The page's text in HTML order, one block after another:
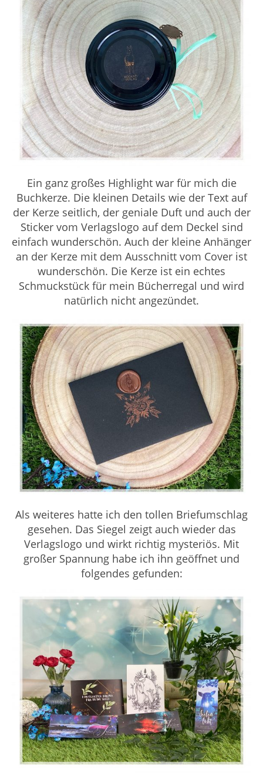
Ein ganz großes Highlight war für mich die
Buchkerze. Die kleinen Details wie der Text auf
der Kerze seitlich, der geniale Duft und auch der
Sticker vom Verlagslogo auf dem Deckel sind
einfach wunderschön. Auch der kleine Anhänger
an der Kerze mit dem Ausschnitt vom Cover ist
wunderschön. Die Kerze ist ein echtes
Schmuckstück für mein Bücherregal und wird
natürlich nicht angezündet.
Als weiteres hatte ich den tollen Briefumschlag
gesehen. Das Siegel zeigt auch wieder das
Verlagslogo und wirkt richtig mysteriös. Mit
großer Spannung habe ich ihn geöffnet und
folgendes gefunden: